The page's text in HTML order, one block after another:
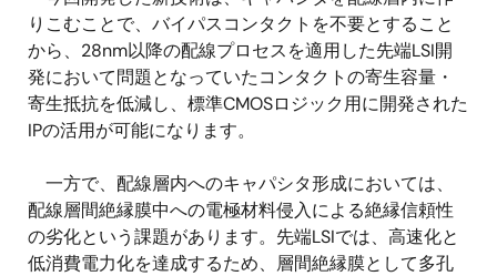
りこむことで、バイパスコンタクトを不要とすること
から、28nm以降の配線プロセスを適用した先端LSI開
発において問題となっていたコンタクトの寄生容量・
寄生抵抗を低減し、標準CMOSロジック用に開発された
IPの活用が可能になります。
一方で、配線層内へのキャパシタ形成においては、
配線層間絶縁膜中への電極材料侵入による絶縁信頼性
の劣化という課題があります。先端LSIでは、高速化と
低消費電力化を達成するため、層間絶縁膜として多孔